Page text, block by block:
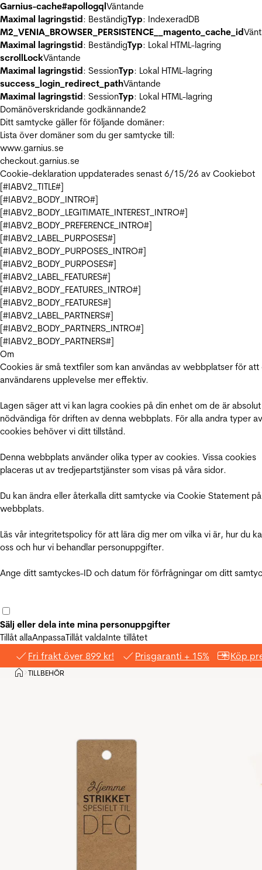
Garnius-cache#apollogqlVäntande
Maximal lagringstid: BeständigTyp: IndexeradDB
M2_VENIA_BROWSER_PERSISTENCE__magento_cache_id
Maximal lagringstid: BeständigTyp: Lokal HTML-lagring
scrollLockVäntande
Maximal lagringstid: SessionTyp: Lokal HTML-lagring
success_login_redirect_pathVäntande
Maximal lagringstid: SessionTyp: Lokal HTML-lagring
Domänöverskridande godkännande2
Ditt samtycke gäller för följande domäner:
Lista över domäner som du ger samtycke till:
www.garnius.se
checkout.garnius.se
Cookie-deklaration uppdaterades senast 6/15/26 av Cookiebot
[#IABV2_TITLE#]
[#IABV2_BODY_INTRO#]
[#IABV2_BODY_LEGITIMATE_INTEREST_INTRO#]
[#IABV2_BODY_PREFERENCE_INTRO#]
[#IABV2_LABEL_PURPOSES#]
[#IABV2_BODY_PURPOSES_INTRO#]
[#IABV2_BODY_PURPOSES#]
[#IABV2_LABEL_FEATURES#]
[#IABV2_BODY_FEATURES_INTRO#]
[#IABV2_BODY_FEATURES#]
[#IABV2_LABEL_PARTNERS#]
[#IABV2_BODY_PARTNERS_INTRO#]
[#IABV2_BODY_PARTNERS#]
Om
Cookies är små textfiler som kan användas av webbplatser för att
användarens upplevelse mer effektiv.
Lagen säger att vi kan lagra cookies på din enhet om de är absolut
nödvändiga för driften av denna webbplats. För alla andra typer av
cookies behöver vi ditt tillstånd.
Denna webbplats använder olika typer av cookies. Vissa cookies
placeras ut av tredjepartstjänster som visas på våra sidor.
Du kan ändra eller återkalla ditt samtycke via Cookie Statement
webbplats.
Läs vår integritetspolicy för att lära dig mer om vilka vi är, hur du
oss och hur vi behandlar personuppgifter.
Ange ditt samtyckes-ID och datum för förfrågningar om ditt
Sälj eller dela inte mina personuppgifter
Tillåt allaAnpassaTillåt valdaInte tillåtet
Fri frakt över 899 kr! Prisgaranti + 15% Köp
Hem
>TILLBEHÖR